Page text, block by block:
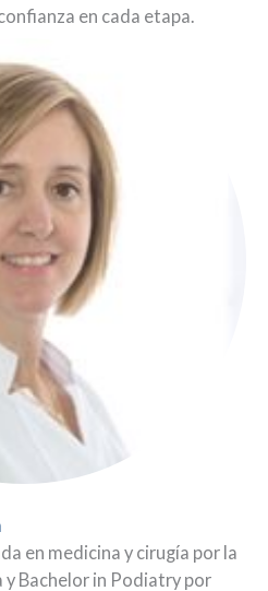
en cada etapa.
en medicina y cirugía por la
Bachelor in Podiatry por